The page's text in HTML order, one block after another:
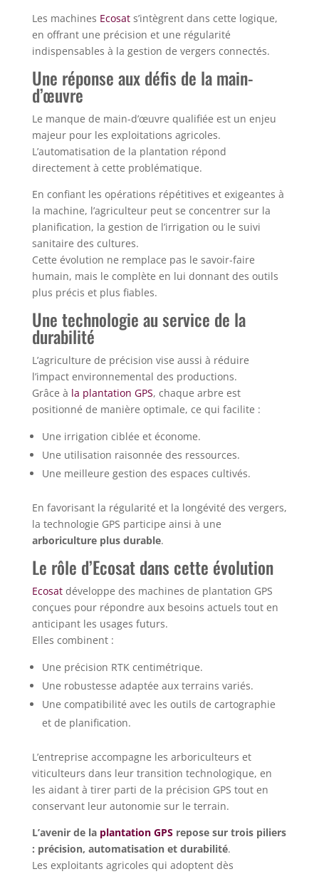
Les machines Ecosats’intègrent dans cette logique,
en offrant une précision et une régularité
indispensables à la gestion de vergers connectés.
Une réponse aux défis de la main-
d’œuvre
Le manque de main-d’œuvre qualifiée est un enjeu
majeur pour les exploitations agricoles.
L’automatisation de la plantation répond
directement à cette problématique.
En confiant les opérations répétitives et exigeantes à
la machine, l’agriculteur peut se concentrer sur la
planification, la gestion de l’irrigation ou le suivi
sanitaire des cultures.
Cette évolution ne remplace pas le savoir-faire
humain, mais le complète en lui donnant des outils
plus précis et plus fiables.
Une technologie au service de la
durabilité
L’agriculture de précision vise aussi à réduire
l’impact environnemental des productions.
Grâce à la plantation GPS, chaque arbre est
positionné de manière optimale, ce qui facilite :
Une irrigation ciblée et économe.
Une utilisation raisonnée des ressources.
Une meilleure gestion des espaces cultivés.
En favorisant la régularité et la longévité des vergers,
la technologie GPS participe ainsi à une
arboriculture plus durable.
Le rôle d’Ecosat dans cette évolution
Ecosat développe des machines de plantation GPS
conçues pour répondre aux besoins actuels tout en
anticipant les usages futurs.
Elles combinent :
Une précision RTK centimétrique.
Une robustesse adaptée aux terrains variés.
Une compatibilité avec les outils de cartographie
et de planification.
L’entreprise accompagne les arboriculteurs et
viticulteurs dans leur transition technologique, en
les aidant à tirer parti de la précision GPS tout en
conservant leur autonomie sur le terrain.
L’avenir de la plantation GPSrepose sur trois piliers
: précision, automatisation et durabilité.
Les exploitants agricoles qui adoptent dès